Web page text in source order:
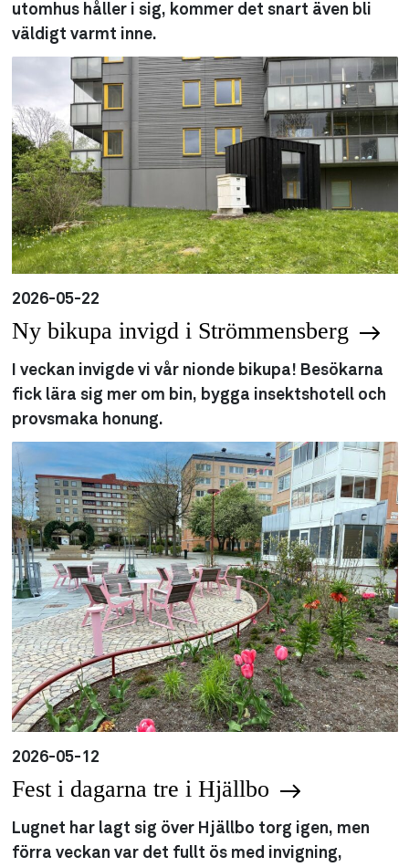
utomhus håller i sig, kommer det snart även bli
väldigt varmt inne.
2026-05-22
Ny bikupa invigd i Strömmensberg
I veckan invigde vi vår nionde bikupa! Besökarna
fick lära sig mer om bin, bygga insektshotell och
provsmaka honung.
2026-05-12
Fest i dagarna tre i Hjällbo
Lugnet har lagt sig över Hjällbo torg igen, men
förra veckan var det fullt ös med invigning,